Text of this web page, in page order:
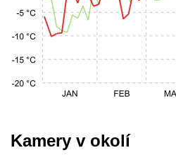
Kamery v okolí